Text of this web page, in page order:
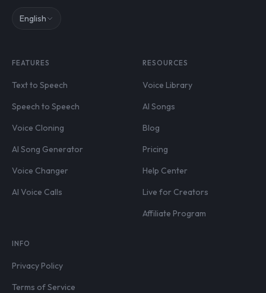
English
FEATURES
Text to Speech
Speech to Speech
Voice Cloning
AI Song Generator
Voice Changer
AI Voice Calls
RESOURCES
Voice Library
AI Songs
Blog
Pricing
Help Center
Live for Creators
Affiliate Program
INFO
Privacy Policy
Terms of Service